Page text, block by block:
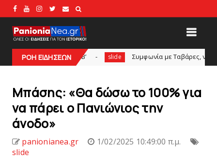
ΡΟΗ ΕΙΔΗΣΕΩΝ
Β’ slide Συμφωνία με Tαβάρες, ντύνεται στα
Μπάσης: «Θα δώσω το 100% για
να πάρει ο Πανιώνιος την
άνοδο»
panionianea.gr
1/02/2025 10:49:00 π.μ.
slide